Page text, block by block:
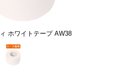
ホワイトテープ AW38